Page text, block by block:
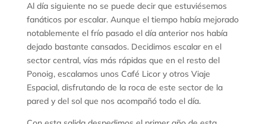
Al día siguiente no se puede decir que estuviésemos
fanáticos por escalar. Aunque el tiempo había mejorado
notablemente el frío pasado el día anterior nos había
dejado bastante cansados. Decidimos escalar en el
sector central, vías más rápidas que en el resto del
Ponoig, escalamos unos Café Licor y otros Viaje
Espacial, disfrutando de la roca de este sector de la
pared y del sol que nos acompañó todo el día.